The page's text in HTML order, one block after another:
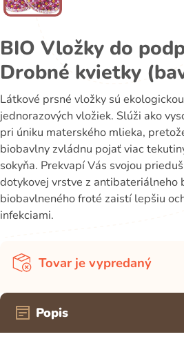
BIO Vložky do
Drobné kvietky
Látkové prsné vložky sú
jednorazových vložiek. Slúži ako
pri úniku materského mlieka,
biobavlny zvládnu pojať viac
sokyňa. Prekvapí Vás svojou
dotykovej vrstve z antibateriálneho
biobavlneného froté zaistí lepšiu
infekciami.
Tovar je vypredaný
Popis